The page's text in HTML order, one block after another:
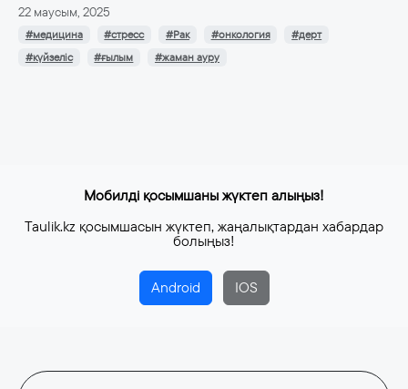
22 маусым, 2025
#медицина #стресс #Рак #онкология
#дерт
#күйзеліс
#ғылым #жаман ауру
Мобилді қосымшаны жүктеп алыңыз!
Taulik.kz қосымшасын жүктеп, жаңалықтардан хабардар
болыңыз!
Android IOS